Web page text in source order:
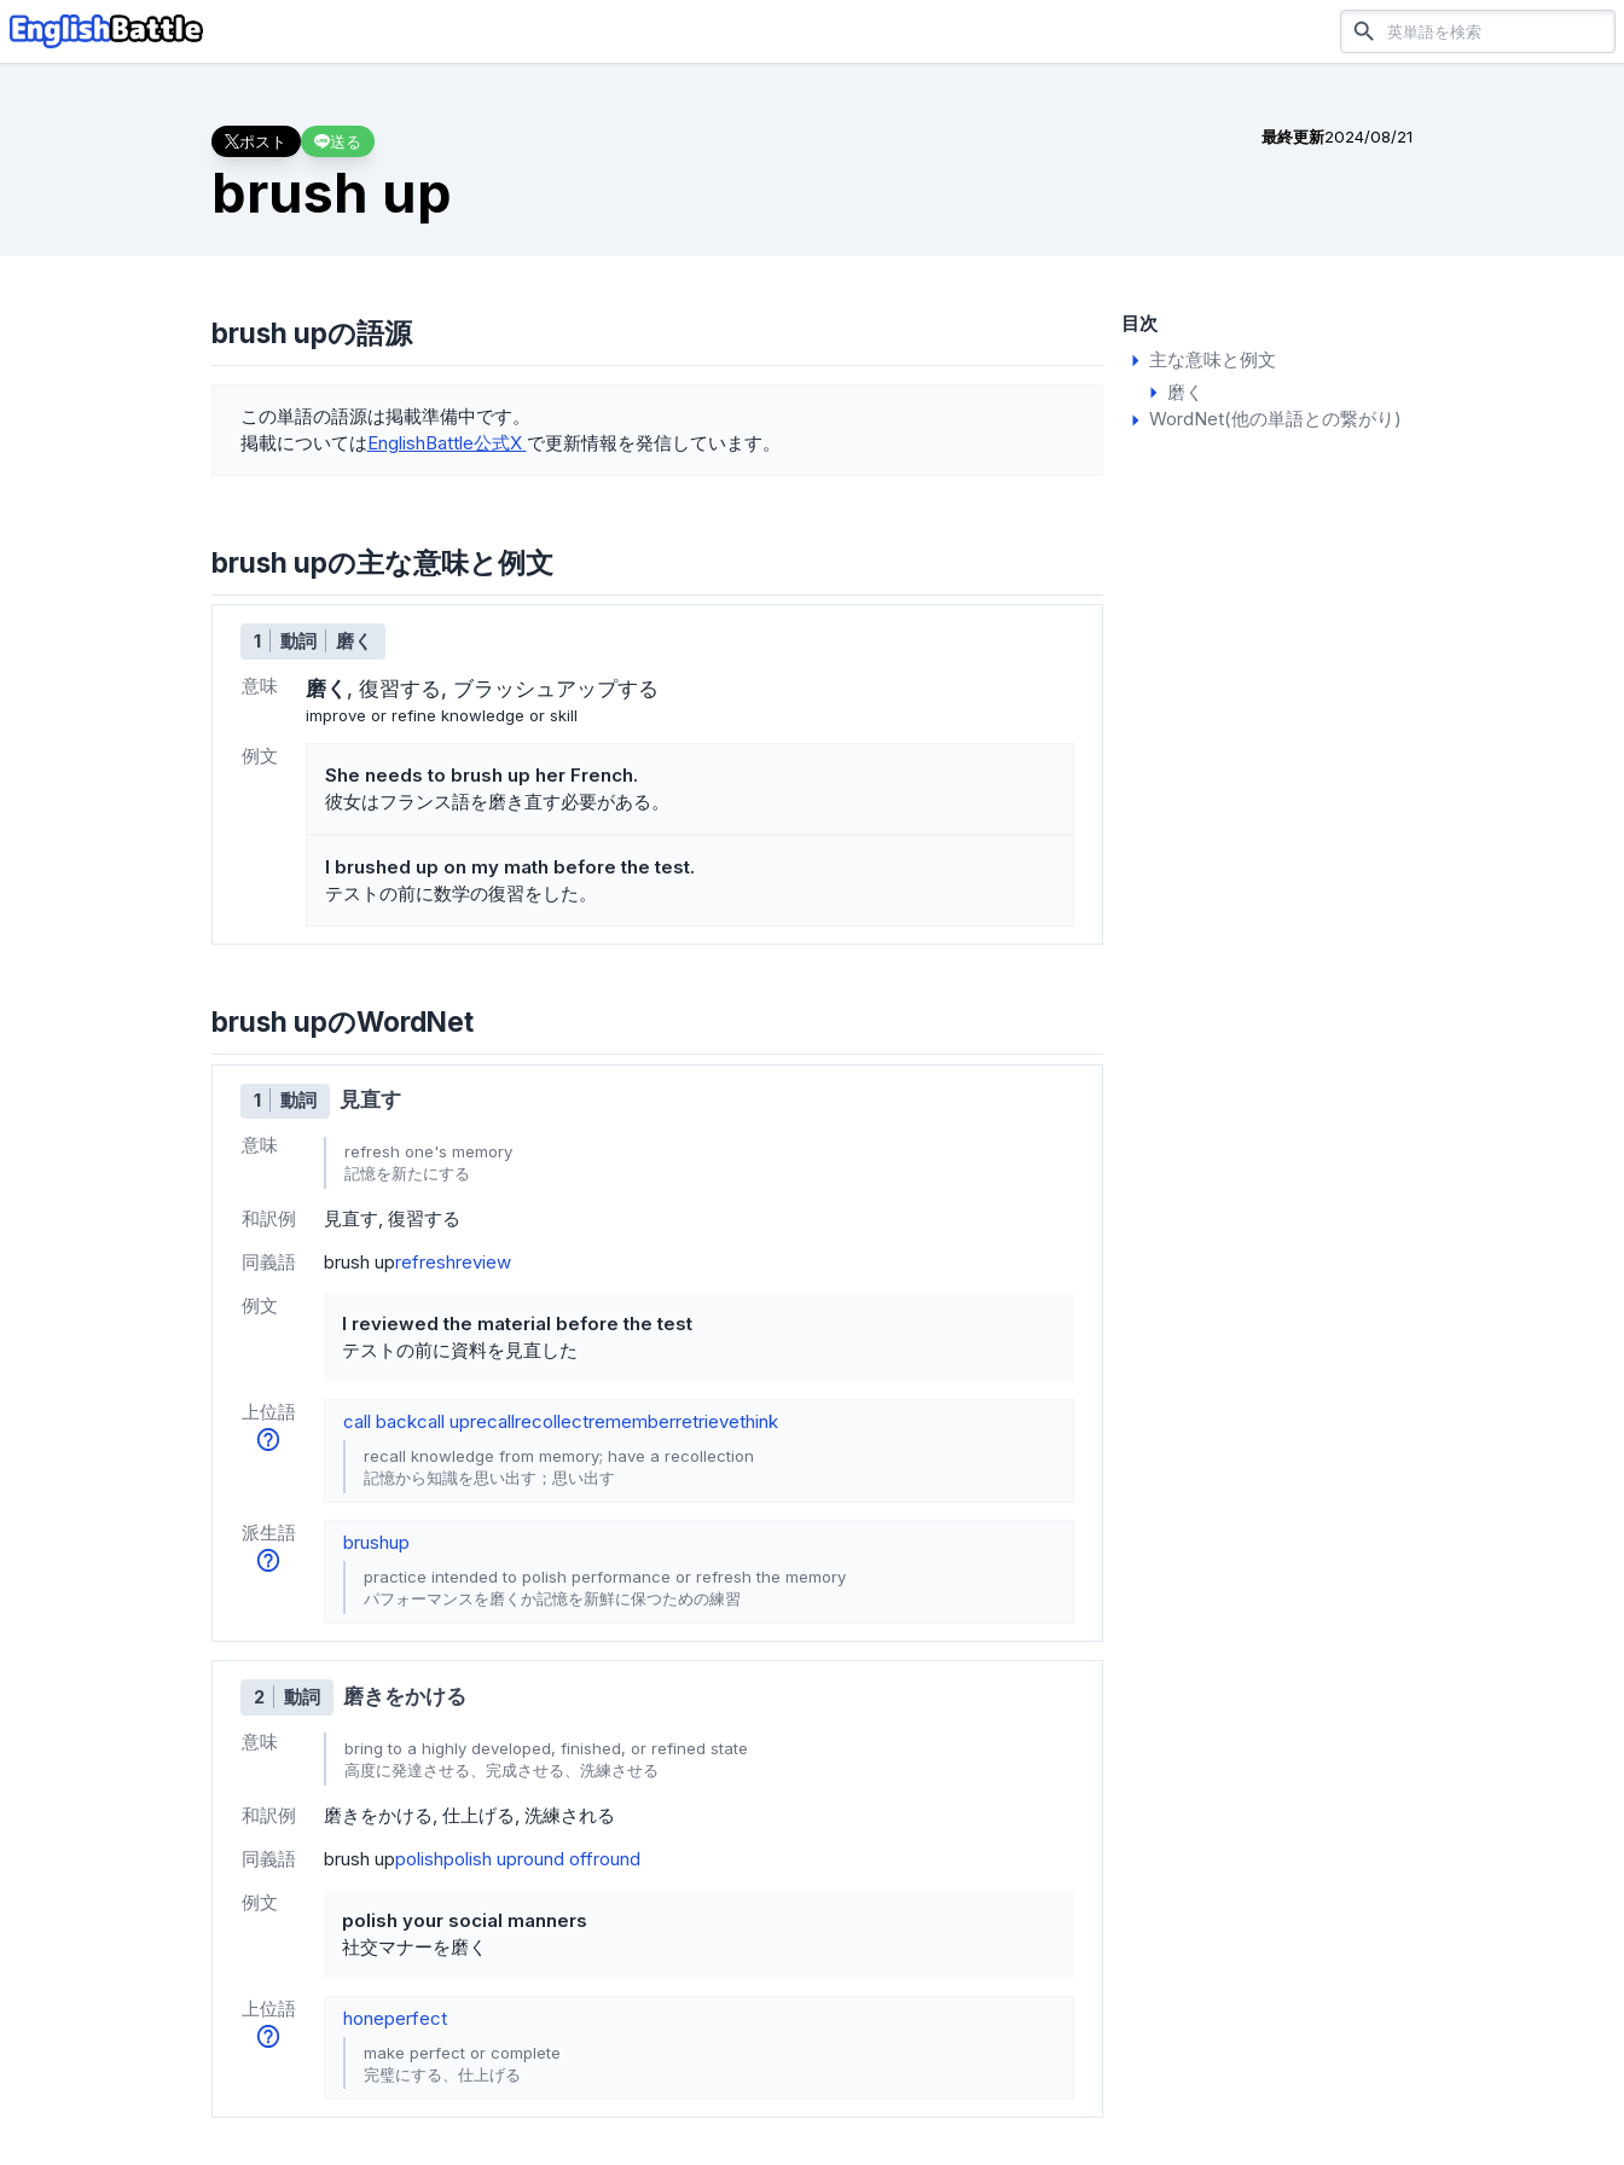
ポスト 送る 最終更新2024/08/21
brush up
目次
主な意味と例文
磨く
WordNet(他の単語との繋がり)
brush upの語源
この単語の語源は掲載準備中です。
掲載についてはEnglishBattle公式X で更新情報を発信しています。
brush upの主な意味と例文
1 動詞
磨く
意味
磨く 復習する ブラッシュアップする
improve or refine knowledge or skill
例文
She needs to brush up her French.
彼女はフランス語を磨き直す必要がある。
I brushed up on my math before the test.
テストの前に数学の復習をした。
brush upのWordNet
1 動詞 見直す
意味
refresh one's memory
記憶を新たにする
和訳例 見直す 復習する
同義語
brush uprefreshreview
例文
I reviewed the material before the test
テストの前に資料を見直した
上位語 call backcall uprecallrecollectrememberretrievethink
recall knowledge from memory; have a recollection
記憶から知識を思い出す；思い出す
派生語 brushup
practice intended to polish performance or refresh the memory
パフォーマンスを磨くか記憶を新鮮に保つための練習
2 動詞 磨きをかける
意味
bring to a highly developed, finished, or refined state
高度に発達させる、完成させる、洗練させる
和訳例 磨きをかける 仕上げる 洗練される
同義語
brush uppolishpolish upround offround
例文
polish your social manners
社交マナーを磨く
上位語 honeperfect
make perfect or complete
完璧にする、仕上げる